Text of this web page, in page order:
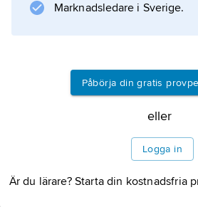
Marknadsledare i Sverige.
Påbörja din gratis
eller
Logga in
Är du lärare? Starta din kostnadsfria